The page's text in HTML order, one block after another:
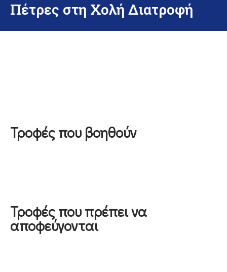
Πέτρες στη Χολή Διατροφή
Τροφές που βοηθούν
Τροφές που πρέπει να
αποφεύγονται